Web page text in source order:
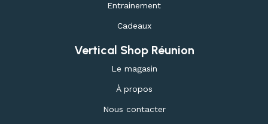
Entrainement
Cadeaux
Vertical Shop Réunion
Le magasin
À propos
Nous contacter